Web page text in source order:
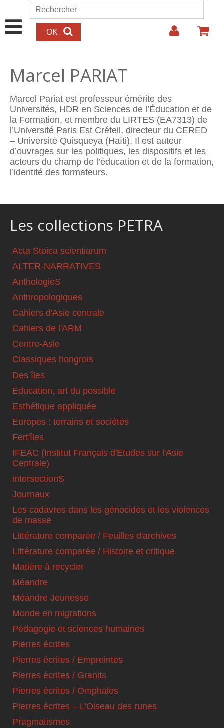
Aller au contenu principal
Formulaire de recherche
Rechercher
Marcel PARIAT
Marcel Pariat est professeur émérite des
Universités, HDR en Sciences de l’Éducation et de
la Formation, et membre du LIRTES (EA7313) de
l’Université Paris Est Créteil, directeur du CERED
– Université Quisqueya (Haïti). Il est auteur
d’ouvrages sur les politiques, les dispositifs et les
acteurs du champ de l’éducation et de la formation,
l’identité des formateurs.
Les collections PETRA
Acta Stoica scientiarum
ALTER-NARRATIVES
AnthologieS
Anthropologiques
Cahiers d'Asie centrale
Cahiers de l'ARM
Centre-Asie
Classiques hongrois
Des îles
Education, art du possible
Esthétique appliquée
Europes : terrains et sociétés
Fert'îles
IFEAC (Institut Français d'Etudes sur l'Asie
Centrale)
intersectionS
Journaux
Les cadavres dans les génocides et les violences
de masse
Littérature comparée / Feuilles d'archives
Littérature comparée / Histoire et critique
Matière à recycler
Méandre
Méandre Jeunesse
Monde en migrations
Pédagogie et sciences humaines
Pierres écrites
Pierres écrites / Empreintes
Pierres écrites / Granits
Pierres écrites / Omphalos
Pierres écrites – L'Oiseau des runes
Pragmatismes